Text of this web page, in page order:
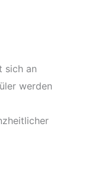
sich an
werden